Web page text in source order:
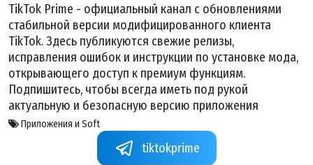
TikTok Prime - официальный канал с обновлениями
стабильной версии модифицированного клиента
TikTok. Здесь публикуются свежие релизы,
исправления ошибок и инструкции по установке мода,
открывающего доступ к премиум функциям.
Подпишитесь, чтобы всегда иметь под рукой
актуальную и безопасную версию приложения
Приложения и Soft
tiktokprime